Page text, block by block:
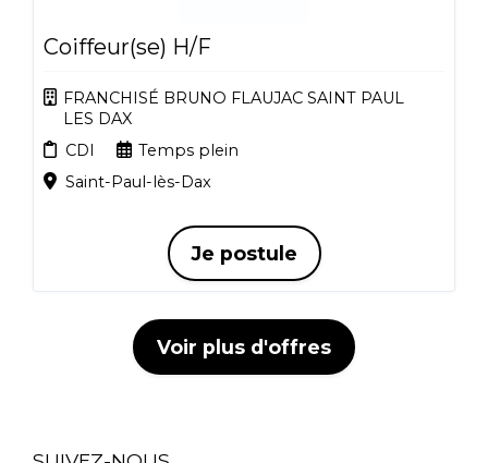
Coiffeur(se) H/F
FRANCHISÉ BRUNO FLAUJAC SAINT PAUL
LES DAX
CDI
Temps plein
Saint-Paul-lès-Dax
Je postule
Voir plus d'offres